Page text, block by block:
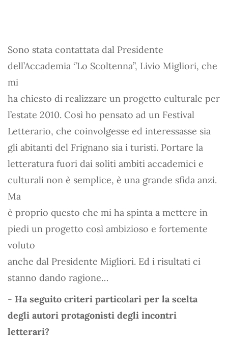
Sono stata contattata dal Presidente
dell’Accademia ‘’Lo Scoltenna’’, Livio Migliori, che
mi
ha chiesto di realizzare un progetto culturale per
l’estate 2010. Così ho pensato ad un Festival
Letterario, che coinvolgesse ed interessasse sia
gli abitanti del Frignano sia i turisti. Portare la
letteratura fuori dai soliti ambiti accademici e
culturali non è semplice, è una grande sfida anzi.
Ma
è proprio questo che mi ha spinta a mettere in
piedi un progetto così ambizioso e fortemente
voluto
anche dal Presidente Migliori. Ed i risultati ci
stanno dando ragione…
- Ha seguito criteri particolari per la scelta
degli autori protagonisti degli incontri
letterari?